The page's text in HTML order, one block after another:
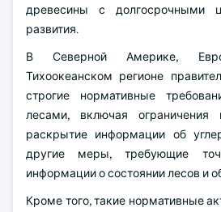
древесины с долгосрочными
развития.
В Северной Америке,
Тихоокеанском регионе
строгие нормативные
лесами, включая
раскрытие информации об
другие меры, требующие
информации о состоянии лесов и
Кроме того, такие нормативные